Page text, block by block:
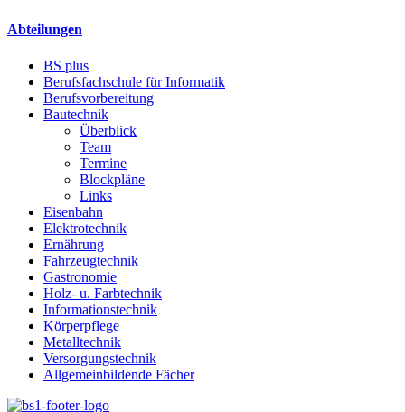
Abteilungen
BS plus
Berufsfachschule für Informatik
Berufsvorbereitung
Bautechnik
Überblick
Team
Termine
Blockpläne
Links
Eisenbahn
Elektrotechnik
Ernährung
Fahrzeugtechnik
Gastronomie
Holz- u. Farbtechnik
Informationstechnik
Körperpflege
Metalltechnik
Versorgungstechnik
Allgemeinbildende Fächer